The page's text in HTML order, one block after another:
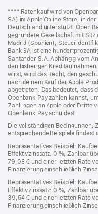
Fußnote
**** Ratenkauf wird von
SA) im Apple Online Store, in
Deutschland unterstützt. Open
gegründete Gesellschaft mit
Madrid (Spanien),
Bank SA ist eine
Santander S.A. Abhängig vom
den bisherigen
wirst, wird das Recht, den
nach deinem Kauf der Apple
abgetreten. Das bedeutet, dass
Openbank Pay zahlen kannst,
Zahlungen an Apple oder Dritte
Openbank Pay schuldest.
Die vollständigen Bedingungen,
entsprechende Beispiele findest
Repräsentatives Beispiel:
Effektivzinssatz: 0 %, Zahlbar
79,08 € und einer letzten Rate
Finanzierung einschließlich
Repräsentatives Beispiel:
Effektivzinssatz: 0 %, Zahlbar
39,54 € und einer letzten Rate
Finanzierung einschließlich